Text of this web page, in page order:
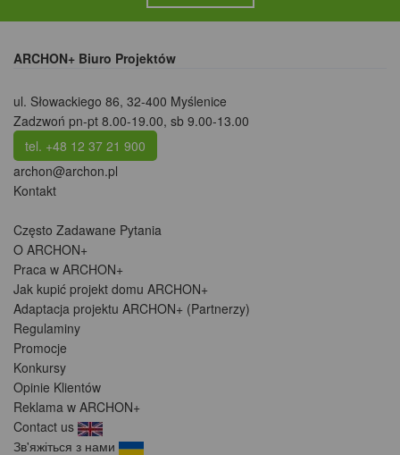
ARCHON+ Biuro Projektów
ul. Słowackiego 86, 32-400 Myślenice
Zadzwoń pn-pt 8.00-19.00, sb 9.00-13.00
tel. +48 12 37 21 900
archon@archon.pl
Kontakt
Często Zadawane Pytania
O ARCHON+
Praca w ARCHON+
Jak kupić projekt domu ARCHON+
Adaptacja projektu ARCHON+ (Partnerzy)
Regulaminy
Promocje
Konkursy
Opinie Klientów
Reklama w ARCHON+
Contact us
Зв'яжіться з нами